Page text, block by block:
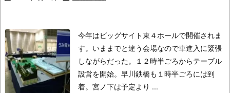
今年はビッグサイト東４ホールで開催されま
す。 いままでと違う会場なので車進入に緊張
しながらだった。
１２時半ごろからテーブル
設営を開始。 早川鉄橋も１時半ごろには到
着。 宮ノ下は予定より ...